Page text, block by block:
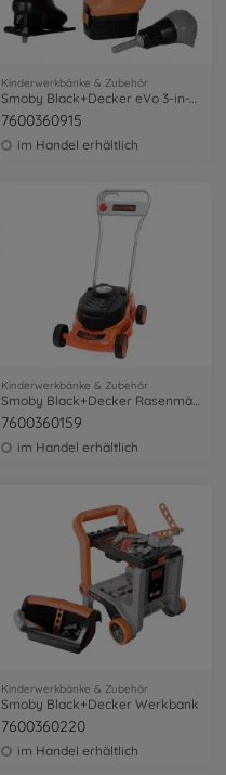
Kinderwerkbänke & Zubehör
7600360915
im Handel erhältlich
Kinderwerkbänke & Zubehör
Smoby Black+Decker Rasenmäher
7600360159
im Handel erhältlich
Kinderwerkbänke & Zubehör
Smoby Black+Decker Werkbank
7600360220
im Handel erhältlich